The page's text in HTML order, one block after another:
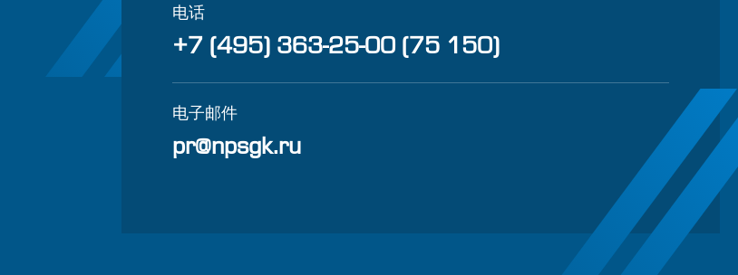
电话
+7 (495) 363-25-00 (75 150)
电子邮件
pr@npsgk.ru